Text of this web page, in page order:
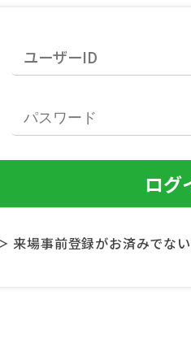
来場事前登録がお済みでな